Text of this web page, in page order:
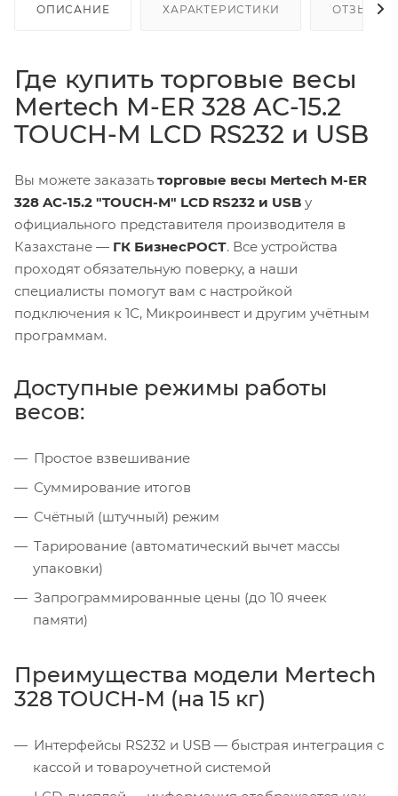
ОПИСАНИЕ ХАРАКТЕРИСТИКИ ОТЗЫВЫ
Где купить торговые весы
Mertech M-ER 328 AC-15.2
TOUCH-M LCD RS232 и USB
Вы можете заказать торговые весы Mertech M-ER
328 AC-15.2 "TOUCH-M" LCD RS232 и USB у
официального представителя производителя в
Казахстане — ГК БизнесРОСТ. Все устройства
проходят обязательную поверку, а наши
специалисты помогут вам с настройкой
подключения к 1С, Микроинвест и другим учётным
программам.
Доступные режимы работы
весов:
Простое взвешивание
Суммирование итогов
Счётный (штучный) режим
Тарирование (автоматический вычет массы
упаковки)
Запрограммированные цены (до 10 ячеек
памяти)
Преимущества модели Mertech
328 TOUCH-M (на 15 кг)
Интерфейсы RS232 и USB — быстрая интеграция с
кассой и товароучетной системой